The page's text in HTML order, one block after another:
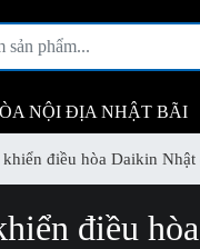
NỘI ĐỊA NHẬT BÃI
điều hòa Daikin
điều